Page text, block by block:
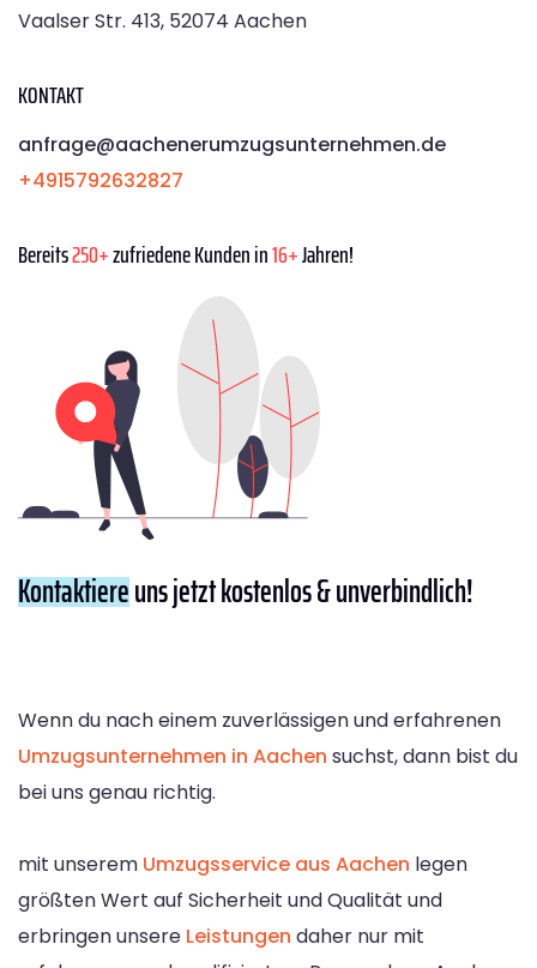
Vaalser Str. 413, 52074 Aachen
KONTAKT
anfrage@aachenerumzugsunternehmen.de
+4915792632827
Bereits250+zufriedene Kunden in16+Jahren!
Kontaktiereuns jetzt kostenlos & unverbindlich!
Wenn du nach einem zuverlässigen und erfahrenen
Umzugsunternehmen in Aachen suchst, dann bist du
bei uns genau richtig.
mit unserem Umzugsservice aus Aachen legen
größten Wert auf Sicherheit und Qualität und
erbringen unsere Leistungen daher nur mit